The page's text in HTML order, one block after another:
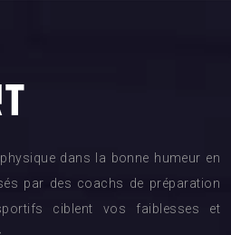
dans la bonne humeur en
par des coachs de préparation
ciblent vos faiblesses et